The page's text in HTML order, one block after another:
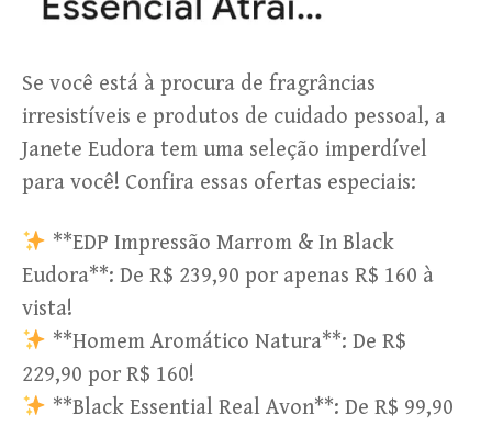
Se você está à procura de fragrâncias
irresistíveis e produtos de cuidado pessoal, a
Janete Eudora tem uma seleção imperdível
para você! Confira essas ofertas especiais:
**EDP Impressão Marrom & In Black
Eudora**: De R$ 239,90 por apenas R$ 160 à
vista!
**Homem Aromático Natura**: De R$
229,90 por R$ 160!
**Black Essential Real Avon**: De R$ 99,90